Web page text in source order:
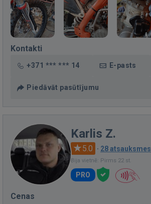
Kontakti
+371 *** *** 14 E-pasts
Piedāvāt pasūtījumu
Karlis Z.
5.0 · 28 atsauksmes
Bija vietnē: Pirms 22 st.
PRO
Cenas